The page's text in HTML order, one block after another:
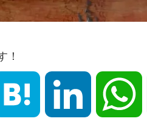
！
Hatena LinkedIn